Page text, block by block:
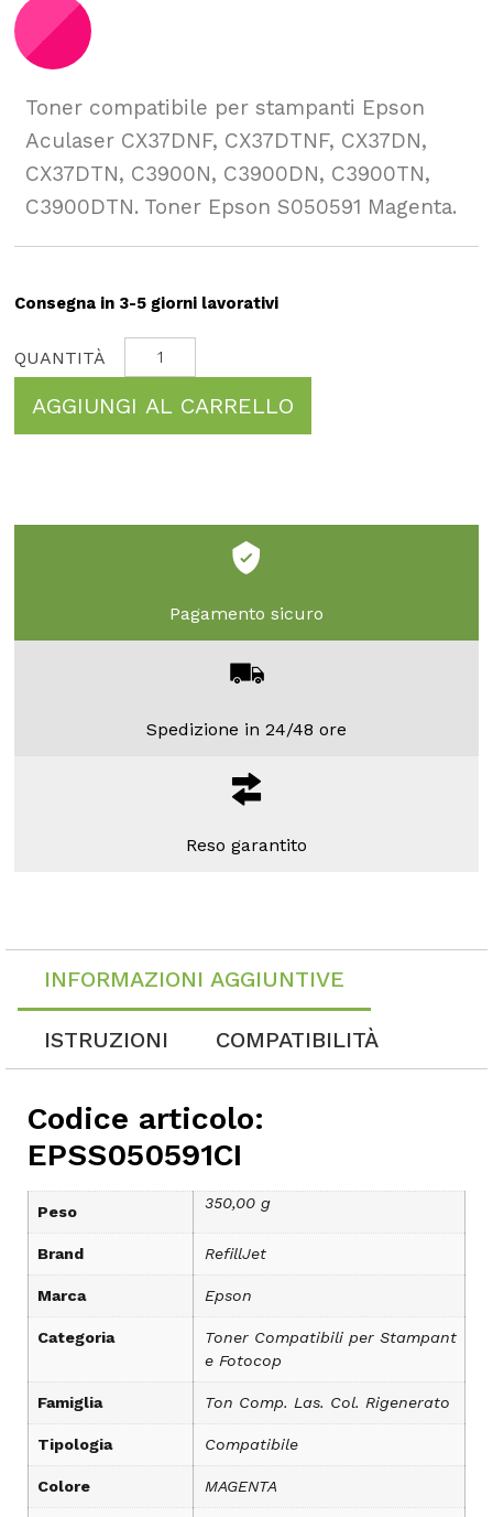
Toner compatibile per stampanti Epson
Aculaser CX37DNF, CX37DTNF, CX37DN,
CX37DTN, C3900N, C3900DN, C3900TN,
C3900DTN. Toner Epson S050591 Magenta.
Consegna in 3-5 giorni lavorativi
AGGIUNGI AL CARRELLO
Pagamento sicuro
Spedizione in 24/48 ore
Reso garantito
INFORMAZIONI AGGIUNTIVE
ISTRUZIONI COMPATIBILITÀ
Codice articolo:
EPSS050591CI
Peso 350,00 g
Brand RefillJet
Marca Epson
Categoria
Toner Compatibili per Stampant
e Fotocop
Famiglia Ton Comp. Las. Col. Rigenerato
Tipologia Compatibile
Colore MAGENTA